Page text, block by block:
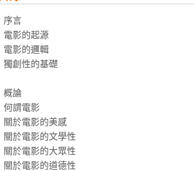
迎接最大危機的到來。
高潮：事件最為緊張的瞬間，戲劇高潮真正重
素來塑造徒具形式的高潮。唯有如此，戲劇高
事件延宕下去，要用最簡潔的方法一口氣奔向結
雖然「劇本寫作絕不能套用同一個公式」，但
程，野田高梧試圖在當今建構出的公約數中，
作劇本的「基礎」和「根基」，就離打造扣人心
序言
電影的起源
電影的邏輯
獨創性的基礎
概論
何謂電影
關於電影的美感
關於電影的文學性
關於電影的大眾性
關於電影的道德性